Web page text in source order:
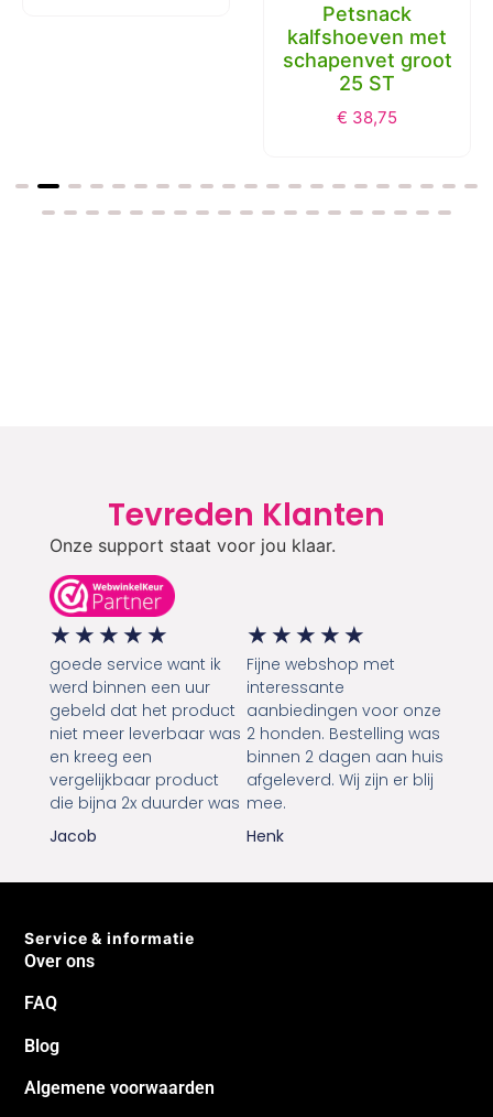
Petsnack
kalfshoeven met
schapenvet groot
25 ST
€ 38,75
Tevreden Klanten
Onze support staat voor jou klaar.
★ ★ ★ ★ ★
goede service want ik
werd binnen een uur
gebeld dat het product
niet meer leverbaar was
en kreeg een
vergelijkbaar product
die bijna 2x duurder was
Jacob
★ ★ ★ ★ ★
Fijne webshop met
interessante
aanbiedingen voor onze
2 honden. Bestelling was
binnen 2 dagen aan huis
afgeleverd. Wij zijn er blij
mee.
Henk
Service & informatie
Over ons
FAQ
Blog
Algemene voorwaarden